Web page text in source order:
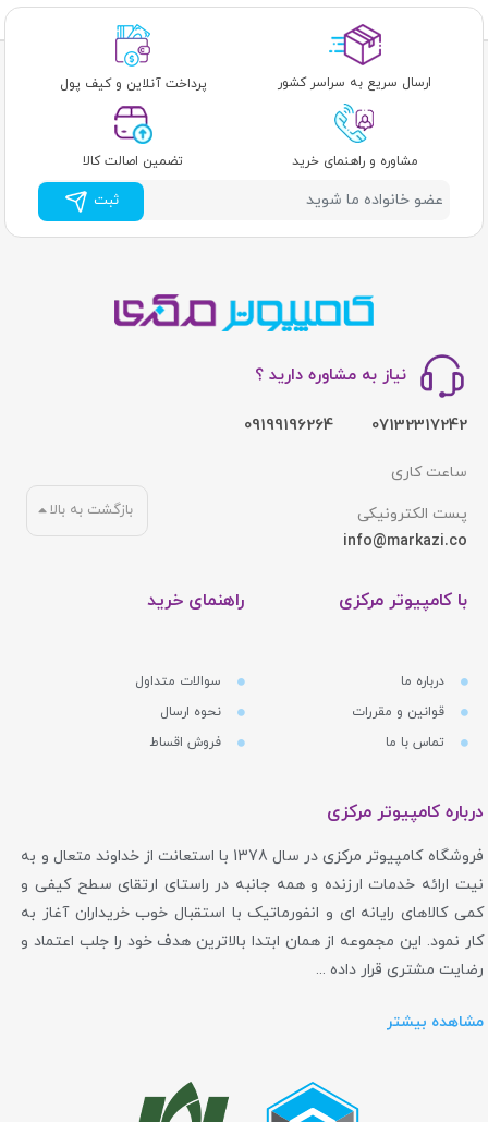
ارسال سریع به سراسر کشور پرداخت آنلاین و کیف پول
مشاوره و راهنمای خرید تضمین اصالت کالا
ثبت
نیاز به مشاوره دارید ؟
07132317242
09199196264
ساعت کاری
پست الکترونیکی
info@markazi.co
با کامپیوتر مرکزی
درباره ما
قوانین و مقررات
تماس با ما
راهنمای خرید
سوالات متداول
نحوه ارسال
فروش اقساط
بازگشت به بالا
درباره کامپیوتر مرکزی
فروشگاه کامپیوتر مرکزی در سال 1378 با استعانت از خداوند متعال و به
نیت ارائه خدمات ارزنده و همه جانبه در راستای ارتقای سطح کیفی و
کمی کالاهای رایانه ای و انفورماتیک با استقبال خوب خریداران آغاز به
کار نمود. این مجموعه از همان ابتدا بالاترین هدف خود را جلب اعتماد و
رضایت مشتری قرار داده ...
مشاهده بیشتر